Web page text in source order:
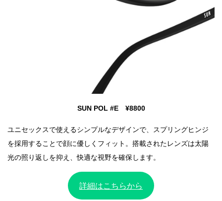
SUN POL #E ¥8800
ユニセックスで使えるシンプルなデザインで、スプリングヒンジ
を採用することで顔に優しくフィット。搭載されたレンズは太陽
光の照り返しを抑え、快適な視野を確保します。
詳細はこちらから